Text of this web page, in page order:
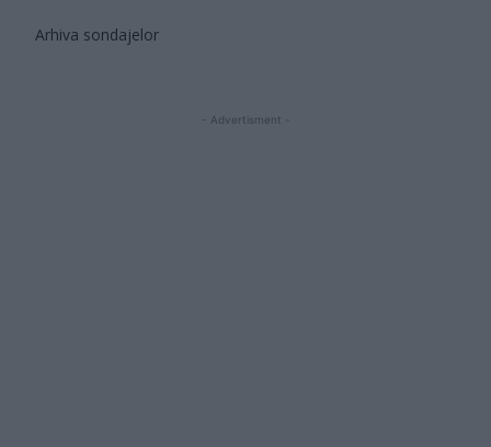
Arhiva sondajelor
- Advertisment -